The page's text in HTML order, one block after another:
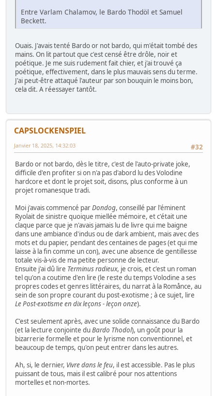
Entre Varlam Chalamov, le Bardo Thodöl et Samuel
Beckett.
Ouais. J'avais tenté Bardo or not bardo, qui m'était tombé des
mains. On lit partout que c'est censé être drôle, noir et
poétique. Je me suis rudement fait chier, et j'ai trouvé ça
poétique, effectivement, dans le plus mauvais sens du terme.
J'ai peut-être attaqué l'auteur par son bouquin le moins bon,
cela dit. A réessayer tantôt.
CAPSLOCKENSPIEL
#32
Janvier 18, 2025, 14:32:03
Bardo or not bardo, dès le titre, c'est de l'auto-private joke,
difficile d'en profiter si on n'a pas d'abord lu des Volodine
hardcore et dont le projet soit, disons, plus conforme à un
projet romanesque tradi.
Moi j'avais commencé parDondog, conseillé par l'éminent
Ryolait de sinistre quoique miellée mémoire, et c'était une
claque parce que je n'avais jamais lu de livre qui me baigne
dans une ambiance d'indus ou de dark ambient, mais avec des
mots et du papier, pendant des centaines de pages (et qui me
laisse à la fin comme un con), avec une absence de gentillesse
totale vis-à-vis de ma petite personne de lecteur.
Ensuite j'ai dû lire Terminus radieux, je crois, et c'est un roman
tel qu'on a coutime d'en lire (le reste du temps Volodine a ses
propres codes et genres littéraires, du narrat à la Romånce, au
sein de son propre courant du post-exotisme ; à ce sujet, lire
Le Post-exotisme en dix leçons - leçon onze).
C'est seulement après, avec une solide connaissance du Bardo
(et la lecture conjointe du Bardo Thodol), un goût pour la
bizarrerie formelle et pour le lyrisme non conventionnel, et
beaucoup de temps, qu'on peut entrer dans les autres.
Ah, si, le dernier, Vivre dans le feu, il est accessible. Pas le plus
puissant de tous, mais il est calibré pour nos attentions
mortelles et non-mortes.